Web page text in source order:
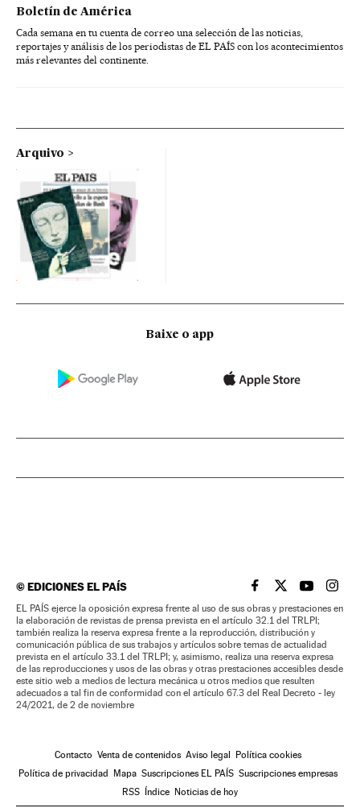
Boletín de América
Cada semana en tu cuenta de correo una selección de las noticias,
reportajes y análisis de los periodistas de EL PAÍS con los acontecimientos
más relevantes del continente.
Arquivo
Baixe o app
©EDICIONES EL PAÍS EL PAÍS BRASIL EN
EL PAÍSEL PAÍS
EL
EL PAÍS ejerce la oposición expresa frente al uso de sus obras y prestaciones en
la elaboración de revistas de prensa prevista en el artículo 32.1 del TRLPI;
también realiza la reserva expresa frente a la reproducción, distribución y
comunicación pública de sus trabajos y artículos sobre temas de actualidad
prevista en el artículo 33.1 del TRLPI; y, asimismo, realiza una reserva expresa
de las reproducciones y usos de las obras y otras prestaciones accesibles desde
este sitio web a medios de lectura mecánica u otros medios que resulten
adecuados a tal fin de conformidad con el artículo 67.3 del Real Decreto - ley
24/2021, de 2 de noviembre
Contacto Venta de contenidos Aviso legal
Política cookies
Política de privacidad
Mapa Suscripciones EL PAÍS Suscripciones empresas
RSS
Índice Noticias de hoy